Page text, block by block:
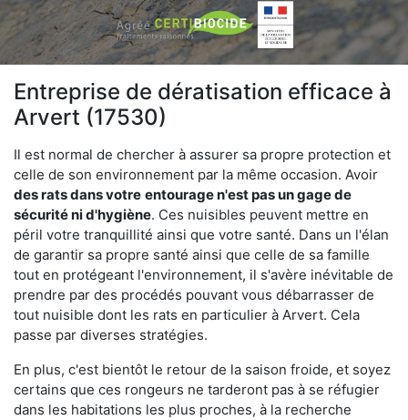
Entreprise de dératisation efficace à
Arvert (17530)
Il est normal de chercher à assurer sa propre protection et
celle de son environnement par la même occasion. Avoir
des rats dans votre entourage n'est pas un gage de
sécurité ni d'hygiène. Ces nuisibles peuvent mettre en
péril votre tranquillité ainsi que votre santé. Dans un l'élan
de garantir sa propre santé ainsi que celle de sa famille
tout en protégeant l'environnement, il s'avère inévitable de
prendre par des procédés pouvant vous débarrasser de
tout nuisible dont les rats en particulier à Arvert. Cela
passe par diverses stratégies.
En plus, c'est bientôt le retour de la saison froide, et soyez
certains que ces rongeurs ne tarderont pas à se réfugier
dans les habitations les plus proches, à la recherche